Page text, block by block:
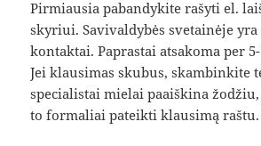
Pirmiausia pabandykite rašyti el.
skyriui. Savivaldybės svetainėje
kontaktai. Paprastai atsakoma per
Jei klausimas skubus, skambinkite
specialistai mielai paaiškina
to formaliai pateikti klausimą raštu.